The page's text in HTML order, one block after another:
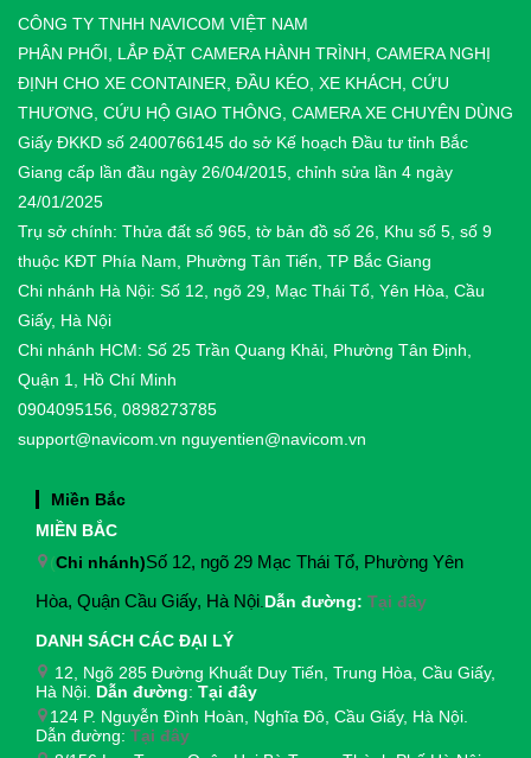
CÔNG TY TNHH NAVICOM VIỆT NAM
PHÂN PHỐI, LẮP ĐẶT CAMERA HÀNH TRÌNH, CAMERA NGHỊ
ĐỊNH CHO XE CONTAINER, ĐẦU KÉO, XE KHÁCH, CỨU
THƯƠNG, CỨU HỘ GIAO THÔNG, CAMERA XE CHUYÊN DÙNG
Giấy ĐKKD số 2400766145 do sở Kế hoạch Đầu tư tỉnh Bắc
Giang cấp lần đầu ngày 26/04/2015, chỉnh sửa lần 4 ngày
24/01/2025
Trụ sở chính: Thửa đất số 965, tờ bản đồ số 26, Khu số 5, số 9
thuộc KĐT Phía Nam, Phường Tân Tiến, TP Bắc Giang
Chi nhánh Hà Nội: Số 12, ngõ 29, Mạc Thái Tổ, Yên Hòa, Cầu
Giấy, Hà Nội
Chi nhánh HCM: Số 25 Trần Quang Khải, Phường Tân Định,
Quận 1, Hồ Chí Minh
0904095156, 0898273785
support@navicom.vn nguyentien@navicom.vn
Miền Bắc
MIỀN BẮC
(Chi nhánh)Số 12, ngõ 29 Mạc Thái Tổ, Phường Yên
Hòa, Quận Cầu Giấy, Hà Nội Dẫn đường: Tại đây
DANH SÁCH CÁC ĐẠI LÝ
12, Ngõ 285 Đường Khuất Duy Tiến, Trung Hòa, Cầu Giấy,
Hà Nội. Dẫn đường: Tại đây
124 P. Nguyễn Đình Hoàn, Nghĩa Đô, Cầu Giấy, Hà Nội.
Dẫn đường: Tại đây